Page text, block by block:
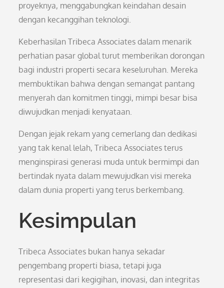
proyeknya, menggabungkan keindahan desain
dengan kecanggihan teknologi.
Keberhasilan Tribeca Associates dalam menarik
perhatian pasar global turut memberikan dorongan
bagi industri properti secara keseluruhan. Mereka
membuktikan bahwa dengan semangat pantang
menyerah dan komitmen tinggi, mimpi besar bisa
diwujudkan menjadi kenyataan.
Dengan jejak rekam yang cemerlang dan dedikasi
yang tak kenal lelah, Tribeca Associates terus
menginspirasi generasi muda untuk bermimpi dan
bertindak nyata dalam mewujudkan visi mereka
dalam dunia properti yang terus berkembang.
Kesimpulan
Tribeca Associates bukan hanya sekadar
pengembang properti biasa, tetapi juga
representasi dari kegigihan, inovasi, dan integritas